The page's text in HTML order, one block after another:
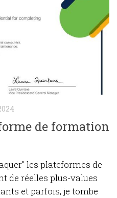
de formation
les plateformes de
de réelles plus-values
et parfois, je tombe